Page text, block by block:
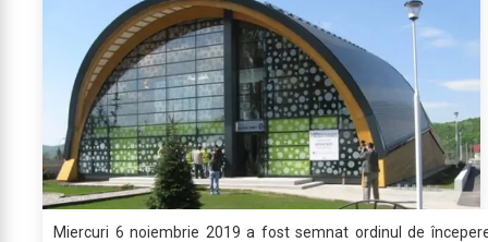
Miercuri 6 noiembrie 2019 a fost semnat ordinul de